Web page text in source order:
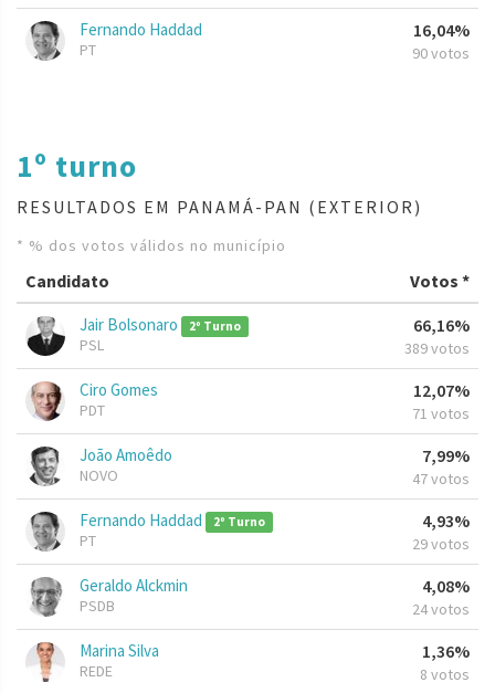
Fernando Haddad
PT
16,04%
90 votos
1º turno
RESULTADOS EM PANAMÁ-PAN (EXTERIOR)
* % dos votos válidos no município
Candidato Votos *
Jair Bolsonaro 2º Turno
PSL
66,16%
389 votos
Ciro Gomes
PDT
12,07%
71 votos
João Amoêdo
NOVO
7,99%
47 votos
Fernando Haddad 2º Turno
PT
4,93%
29 votos
Geraldo Alckmin
PSDB
4,08%
24 votos
Marina Silva
REDE
1,36%
8 votos